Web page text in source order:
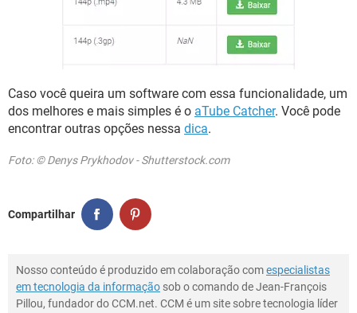
Caso você queira um software com essa funcionalidade, um
dos melhores e mais simples é o aTube Catcher. Você pode
encontrar outras opções nessa dica.
Foto: © Denys Prykhodov - Shutterstock.com
Compartilhar
Nosso conteúdo é produzido em colaboração comespecialistas
em tecnologia da informação sob o comando de Jean-François
Pillou, fundador do CCM.net. CCM é um site sobre tecnologia líder